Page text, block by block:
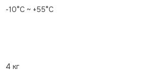
-10°C ~ +55°C
4 кг